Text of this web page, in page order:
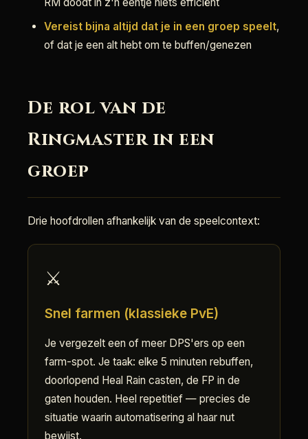
Vereist bijna altijd dat je in een groep speelt,
of dat je een alt hebt om te buffen/genezen
De rol van de
Ringmaster in een
groep
Drie hoofdrollen afhankelijk van de speelcontext:
⚔️
Snel farmen (klassieke PvE)
Je vergezelt een of meer DPS'ers op een
farm-spot. Je taak: elke 5 minuten rebuffen,
doorlopend Heal Rain casten, de FP in de
gaten houden. Heel repetitief — precies de
situatie waarin automatisering al haar nut
bewijst.